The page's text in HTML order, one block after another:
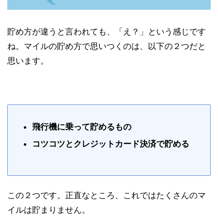
貯め方が違うと言われても、「え？」という感じです
ね。マイルの貯め方で思いつくのは、以下の２つだと
思います。
飛行機に乗って貯めるもの
コツコツとクレジットカード決済で貯める
この２つです。正直なところ、これではたくさんのマ
イルは貯まりません。